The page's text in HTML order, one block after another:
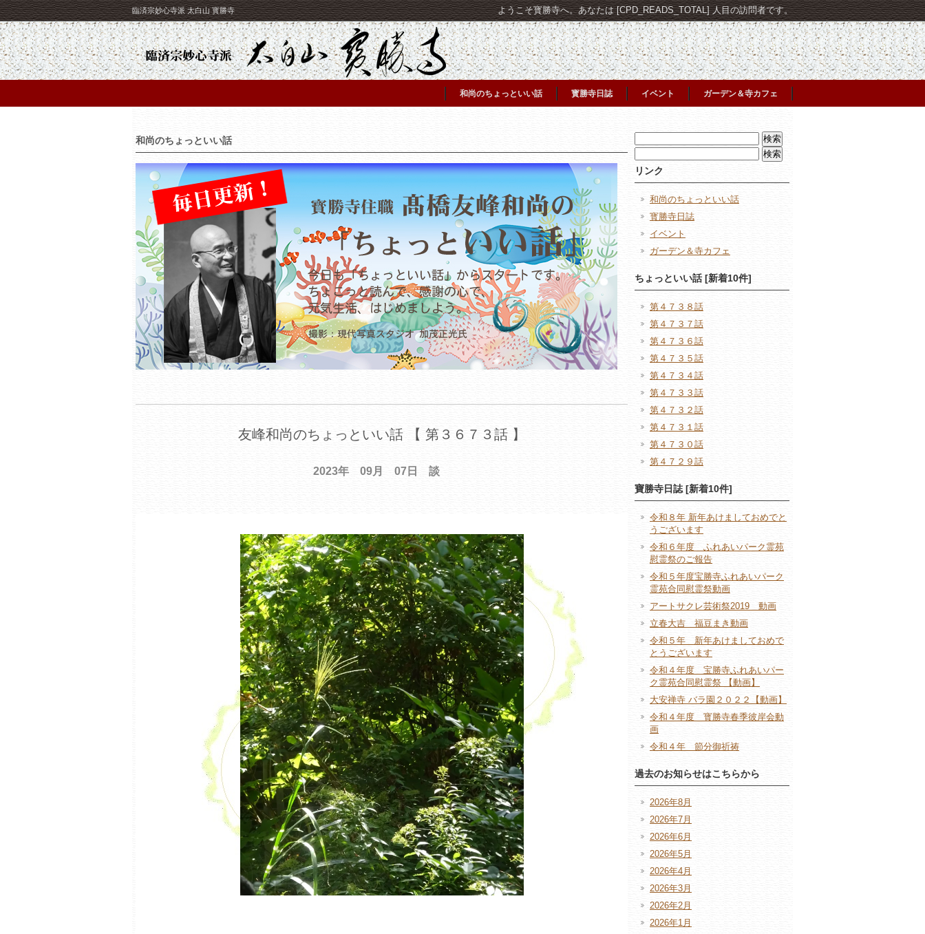
臨済宗妙心寺派 太白山 寳勝寺 ようこそ寳勝寺へ。あなたは [CPD_READS_TOTAL] 人目の訪問者です。
和尚のちょっといい話 寳勝寺日誌 イベント ガーデン＆寺カフェ
和尚のちょっといい話
友峰和尚のちょっといい話 【 第３６７３話 】
2023年 09月 07日 談
索:
索:
リンク
和尚のちょっといい話
寳勝寺日誌
イベント
ガーデン＆寺カフェ
ちょっといい話 [新着10件]
第４７３８話
第４７３７話
第４７３６話
第４７３５話
第４７３４話
第４７３３話
第４７３２話
第４７３１話
第４７３０話
第４７２９話
寶勝寺日誌 [新着10件]
令和８年 新年あけましておめでと
うございます
令和６年度 ふれあいパーク霊苑
慰霊祭のご報告
令和５年度宝勝寺ふれあいパーク
霊苑合同慰霊祭動画
アートサクレ芸術祭2019 動画
立春大吉 福豆まき動画
令和５年 新年あけましておめで
とうございます
令和４年度 宝勝寺ふれあいパー
ク霊苑合同慰霊祭 【動画】
大安禅寺 バラ園２０２２【動画】
令和４年度 寳勝寺春季彼岸会動
画
令和４年 節分御祈祷
過去のお知らせはこちらから
2026年8月
2026年7月
2026年6月
2026年5月
2026年4月
2026年3月
2026年2月
2026年1月